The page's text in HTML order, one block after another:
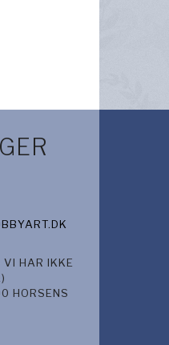
VI HAR IKKE
HORSENS